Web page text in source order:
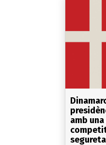
amb